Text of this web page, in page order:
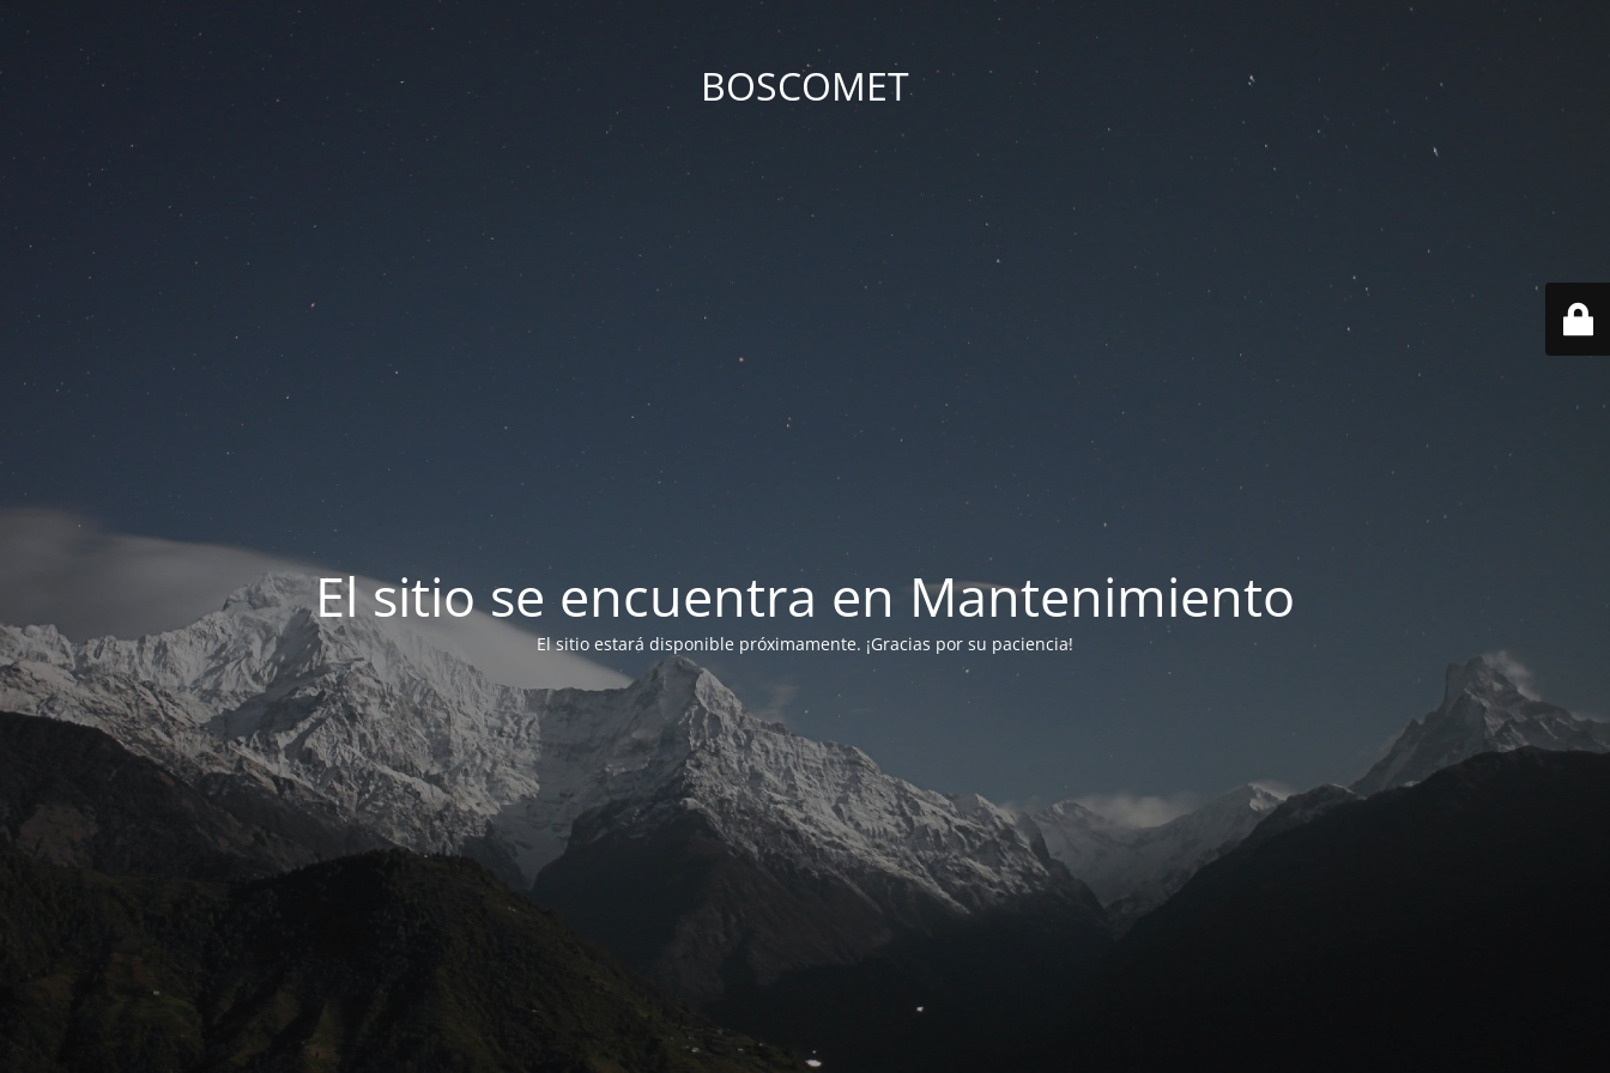
BOSCOMET
El sitio se encuentra en Mantenimiento
El sitio estará disponible próximamente. ¡Gracias por su paciencia!